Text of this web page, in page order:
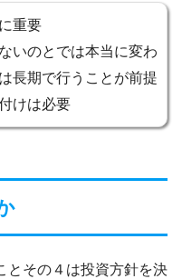
重要
いのとでは本当に変わ
長期で行うことが前提
けは必要
とその４は投資方針を決